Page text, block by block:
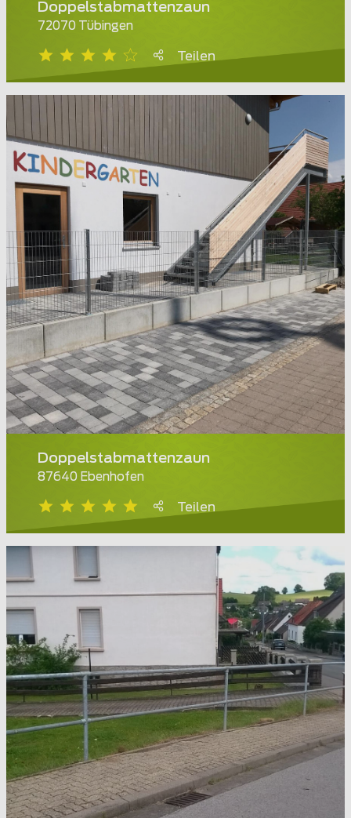
Doppelstabmattenzaun
72070 Tübingen
Teilen
Doppelstabmattenzaun
87640 Ebenhofen
Teilen